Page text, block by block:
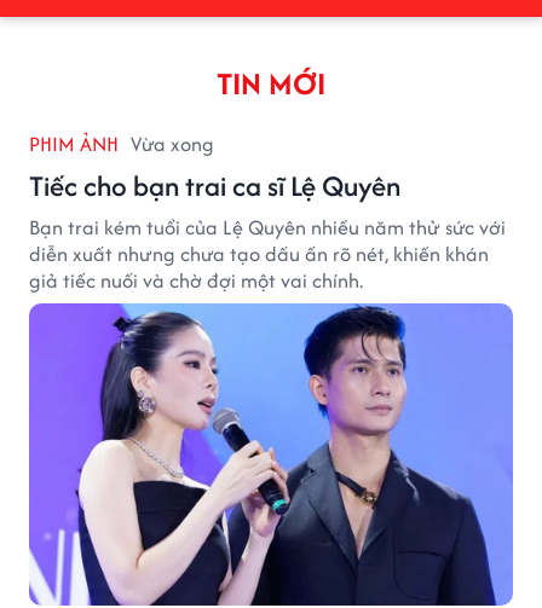
TIN MỚI
PHIM ẢNH Vừa xong
Tiếc cho bạn trai ca sĩ Lệ Quyên
Bạn trai kém tuổi của Lệ Quyên nhiều năm thử sức với
diễn xuất nhưng chưa tạo dấu ấn rõ nét, khiến khán
giả tiếc nuối và chờ đợi một vai chính.